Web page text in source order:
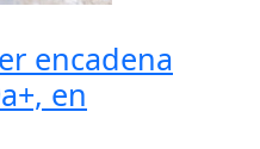
encadena
en